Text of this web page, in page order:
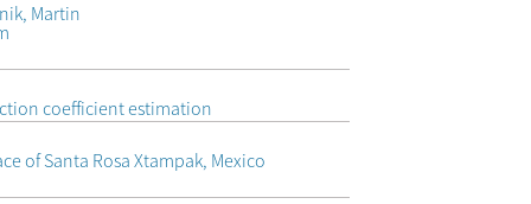
Martin
coefficient estimation
of Santa Rosa Xtampak, Mexico